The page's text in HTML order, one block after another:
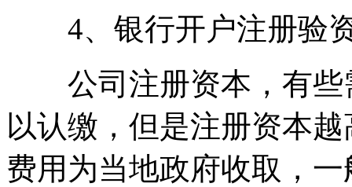
4、银行开户注册验
公司注册资本，有些
以认缴，但是注册资本
费用为当地政府收取，